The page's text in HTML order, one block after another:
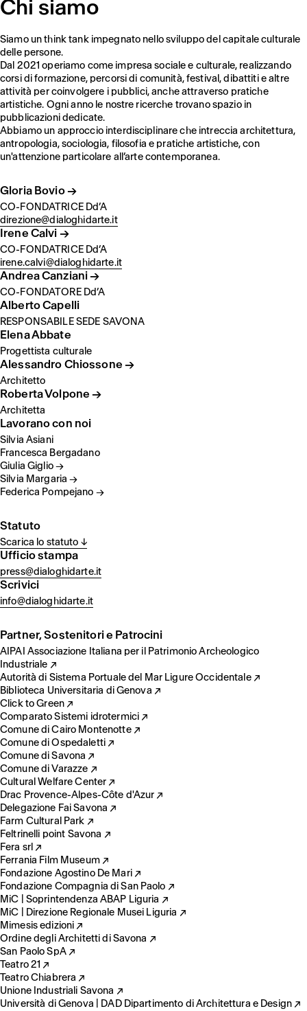
Chi siamo
Siamo un think tank impegnato nello sviluppo del capitale culturale
delle persone.
Dal 2021 operiamo come impresa sociale e culturale, realizzando
corsi di formazione, percorsi di comunità, festival, dibattiti e altre
attività per coinvolgere i pubblici, anche attraverso pratiche
artistiche. Ogni anno le nostre ricerche trovano spazio in
pubblicazioni dedicate.
Abbiamo un approccio interdisciplinare che intreccia architettura,
antropologia, sociologia, filosofia e pratiche artistiche, con
un'attenzione particolare all’arte contemporanea.
Gloria Bovio →
CO-FONDATRICE Dd’A
direzione@dialoghidarte.it
Irene Calvi →
CO-FONDATRICE Dd’A
irene.calvi@dialoghidarte.it
Andrea Canziani →
CO-FONDATORE Dd’A
Alberto Capelli
RESPONSABILE SEDE SAVONA
Elena Abbate
Progettista culturale
Alessandro Chiossone →
Architetto
Roberta Volpone →
Architetta
Lavorano con noi
Silvia Asiani
Francesca Bergadano
Giulia Giglio →
Silvia Margaria →
Federica Pompejano →
Statuto
Scarica lo statuto ↓
Ufficio stampa
press@dialoghidarte.it
Scrivici
info@dialoghidarte.it
Partner, Sostenitori e Patrocini
AIPAI Associazione Italiana per il Patrimonio Archeologico
Industriale ↗
Autorità di Sistema Portuale del Mar Ligure Occidentale ↗
Biblioteca Universitaria di Genova ↗
Click to Green ↗
Comparato Sistemi idrotermici ↗
Comune di Cairo Montenotte ↗
Comune di Ospedaletti ↗
Comune di Savona ↗
Comune di Varazze ↗
Cultural Welfare Center ↗
Drac Provence-Alpes-Côte d'Azur ↗
Delegazione Fai Savona ↗
Farm Cultural Park ↗
Feltrinelli point Savona ↗
Fera srl ↗
Ferrania Film Museum ↗
Fondazione Agostino De Mari ↗
Fondazione Compagnia di San Paolo ↗
MiC | Soprintendenza ABAP Liguria ↗
MiC | Direzione Regionale Musei Liguria ↗
Mimesis edizioni ↗
Ordine degli Architetti di Savona ↗
San Paolo SpA ↗
Teatro 21 ↗
Teatro Chiabrera ↗
Unione Industriali Savona ↗
Università di Genova | DAD Dipartimento di Architettura e Design ↗